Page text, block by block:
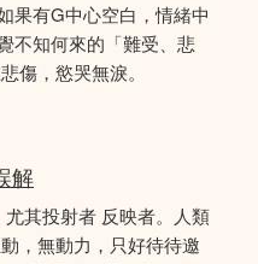
果有G中心空白，情緒中
不知何來的「難受、悲
傷，慾哭無淚。
解
其投射者 反映者。人類
，無動力，只好待待邀